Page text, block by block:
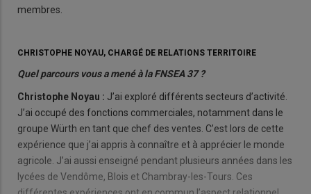
membres.
CHRISTOPHE NOYAU, CHARGÉ DE RELATIONS TERRITOIRE
Quel parcours vous a mené à la FNSEA 37 ?
Christophe Noyau : J’ai exploré différents secteurs d’activité.
J’ai occupé des fonctions commerciales, notamment dans le
groupe Würth en tant que chef des ventes. C’est lors de cette
expérience que j’ai appris à connaître et à apprécier le monde
agricole. J’ai aussi enseigné pendant plusieurs années dans les
lycées de Vendôme, Blois et Chambray-les-Tours. Ces